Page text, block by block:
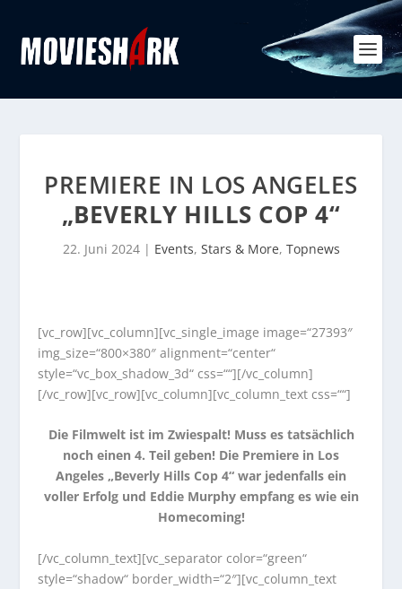
PREMIERE IN LOS ANGELES
„BEVERLY HILLS COP 4“
22. Juni 2024| Events, Stars & More, Topnews
[vc_row][vc_column][vc_single_image image=“27393″
img_size=“800×380″ alignment=“center“
style=“vc_box_shadow_3d“ css=““][/vc_column]
[/vc_row][vc_row][vc_column][vc_column_text css=““]
Die Filmwelt ist im Zwiespalt! Muss es tatsächlich
noch einen 4. Teil geben! Die Premiere in Los
Angeles „Beverly Hills Cop 4“ war jedenfalls ein
voller Erfolg und Eddie Murphy empfang es wie ein
Homecoming!
[/vc_column_text][vc_separator color=“green“
style=“shadow“ border_width=“2″][vc_column_text